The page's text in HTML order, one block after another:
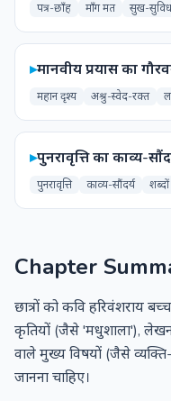
पत्र-छाँह
माँग मत सुख-
▸मानवीय प्रयास का
महान दृश्य
अश्रु-स्वेद-रक्त
▸पुनरावृत्ति का काव्य-
पुनरावृत्ति काव्य-सौंदर्य शब्दों
Chapter
छात्रों को कवि हरिवंशराय
कृतियों (जैसे 'मधुशाला'),
वाले मुख्य विषयों (जैसे व्यक्ति-
जानना चाहिए।